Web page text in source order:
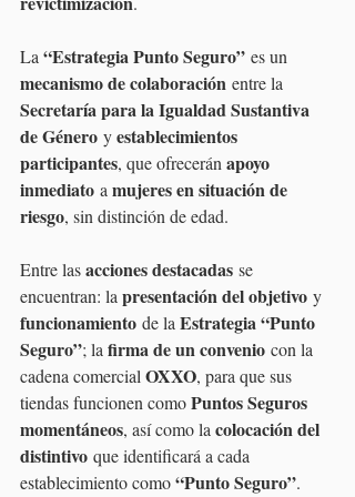
La “Estrategia Punto Seguro” es un
mecanismo de colaboración entre la
Secretaría para la Igualdad Sustantiva
de Género y establecimientos
participantes, que ofrecerán apoyo
inmediato a mujeres en situación de
riesgo, sin distinción de edad.
Entre las acciones destacadas se
encuentran: la presentación del objetivo y
funcionamiento de la Estrategia “Punto
Seguro”; la firma de un convenio con la
cadena comercial OXXO, para que sus
tiendas funcionen como Puntos Seguros
momentáneos, así como la colocación del
distintivo que identificará a cada
establecimiento como “Punto Seguro”.